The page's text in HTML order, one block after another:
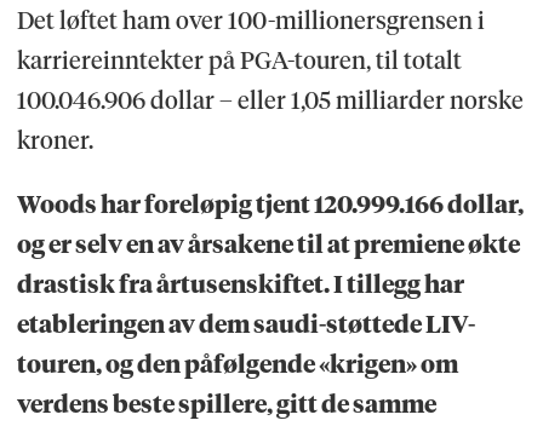
Det løftet ham over 100-millionersgrensen i
karriereinntekter på PGA-touren, til totalt
100.046.906 dollar – eller 1,05 milliarder norske
kroner.
Woods har foreløpig tjent 120.999.166 dollar,
og er selv en av årsakene til at premiene økte
drastisk fra årtusenskiftet. I tillegg har
etableringen av dem saudi-støttede LIV-
touren, og den påfølgende «krigen» om
verdens beste spillere, gitt de samme